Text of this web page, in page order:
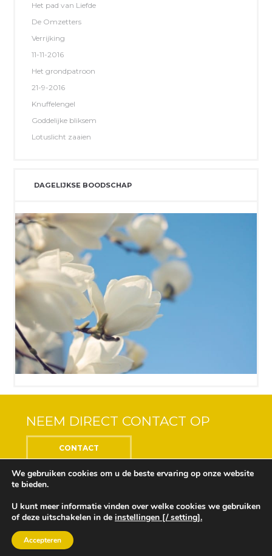
Het pad van Liefde
De Omzetters
Verrijking
11-11-2016
Het grondpatroon
21-9-2016
Knuffelengel
Goddelijke bliksem
Lotuslicht zaaien
DAGELIJKSE BOODSCHAP
NEEM DIRECT CONTACT OP
CONTACT
Center of the Soul © 2018 Alle rechten voorbehouden
Ontwikkeling en ontwerp doorDesign Depot
We gebruiken cookies om u de beste ervaring op onze website
te bieden.
U kunt meer informatie vinden over welke cookies we gebruiken
of deze uitschakelen in de instellingen [/ setting].
Accepteren